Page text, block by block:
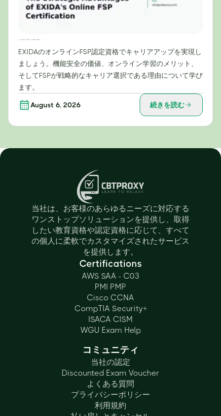
EXIDAのオンラインFSP認定資格でキャリアアップを実現し
ましょう。機能安全の価値、オンライン学習のメリット、
そしてFSPが戦略的なキャリア選択である理由について学び
ます。
August 6, 2026 続きを読む
当社は、お客様のあらゆるニーズに対応する
ワンストップソリューションを提供し、取得
したい教育資格や認定資格に応じて、すべて
の個人に柔軟でカスタマイズされたサービス
を提供します。
Certifications
AWS SAA - C03
PMI PMP
Cisco CCNA
CompTIA Security+
ISACA CISM
WGU Exam Help
コミュニティ
当社の認定
Discounted Exam Voucher
よくある質問
プライバシーポリシー
利用規約